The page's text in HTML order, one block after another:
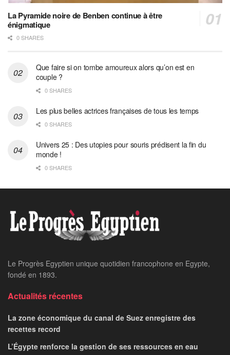
La Pyramide noire de Benben continue à être
énigmatique
0 SHARES
Que faire si on tombe amoureux alors qu’on est en
couple ?
0 SHARES
Les plus belles actrices françaises de tous les temps
0 SHARES
Univers 25 : Des utopies pour souris prédisent la fin du
monde !
0 SHARES
Le Progrès Egyptien unique quotidien francophone en Egypte,
fondé en 1893.
Actualités récentes
La zone économique du canal de Suez enregistre des
recettes record
L’Égypte renforce la gestion de ses ressources en eau